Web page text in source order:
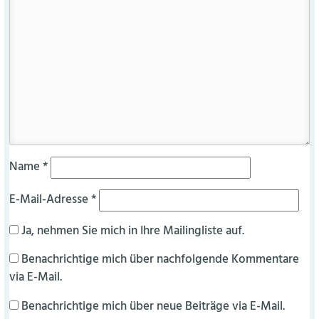
Name*
E-Mail-Adresse*
Ja, nehmen Sie mich in Ihre Mailingliste auf.
Benachrichtige mich über nachfolgende Kommentare
via E-Mail.
Benachrichtige mich über neue Beiträge via E-Mail.